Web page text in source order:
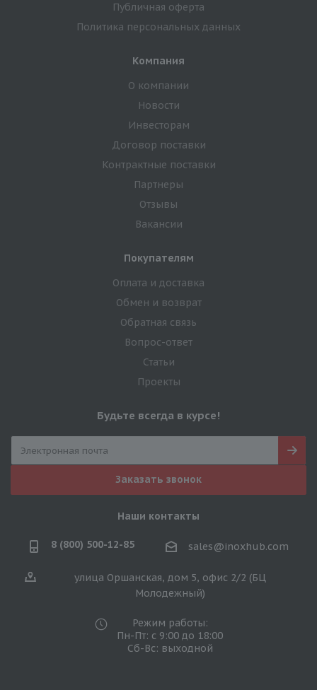
Публичная оферта
Политика персональных данных
Компания
О компании
Новости
Инвесторам
Договор поставки
Контрактные поставки
Партнеры
Отзывы
Вакансии
Покупателям
Оплата и доставка
Обмен и возврат
Обратная связь
Вопрос-ответ
Статьи
Проекты
Будьте всегда в курсе!
Заказать звонок
Наши контакты
8 (800) 500-12-85 sales@inoxhub.com
улица Оршанская, дом 5, офис 2/2 (БЦ
Молодежный)
Режим работы:
Пн-Пт: с 9:00 до 18:00
Сб-Вс: выходной